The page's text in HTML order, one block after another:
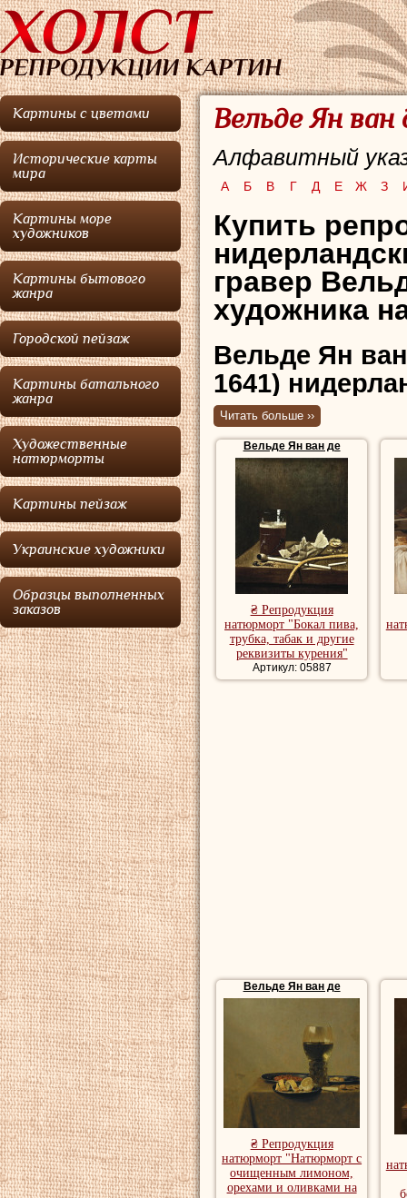
Картины с цветами
Исторические карты
мира
Картины море
художников
Картины бытового
жанра
Городской пейзаж
Картины батального
жанра
Художественные
натюрморты
Картины пейзаж
Украинские художники
Образцы выполненных
заказов
Вельде Ян ван
Алфавитный
А Б В Г Д Е Ж З
Купить
гравер
художника
Вельде Ян
1641)
рисовальщик,
из семьи
Вельде; брат
Прославился в
гравирования
иглой. Издал
много
народных сцен).
Репродукции
натюрморт,
Читать больше ››
Вельде Ян ван де
₴ Репродукция
натюрморт "Бокал пива,
трубка, табак и другие
реквизиты курения"
Артикул: 05887
Вельде Ян ван де
₴ Репродукция
натюрморт "Натюрморт с
очищенным лимоном,
орехами и оливками на